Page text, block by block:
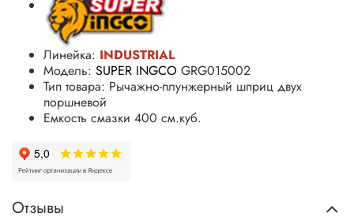
Линейка: INDUSTRIAL
Модель: SUPER INGCO GRG015002
Тип товара: Рычажно-плунжерный шприц двух
поршневой
Емкость смазки 400 см.куб.
Отзывы